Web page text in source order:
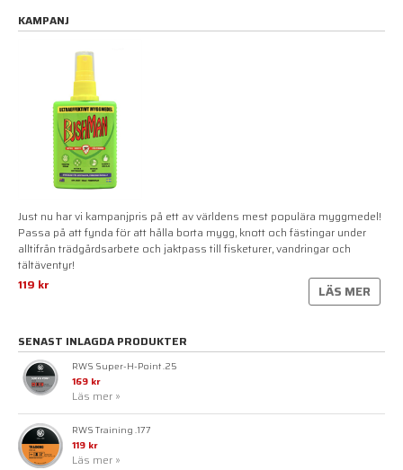
KAMPANJ
Just nu har vi kampanjpris på ett av världens mest populära myggmedel!
Passa på att fynda för att hålla borta mygg, knott och fästingar under
alltifrån trädgårdsarbete och jaktpass till fisketurer, vandringar och
tältäventyr!
119 kr
LÄS MER
SENAST INLAGDA PRODUKTER
RWS Super-H-Point .25
169 kr
Läs mer »
RWS Training .177
119 kr
Läs mer »